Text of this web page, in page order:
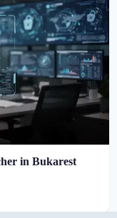
in Bukarest